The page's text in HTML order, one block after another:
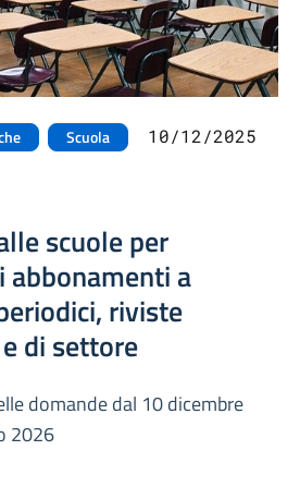
Scuola
10/12/2025
scuole per
abbonamenti a
riviste
di settore
domande dal 10 dicembre
2026